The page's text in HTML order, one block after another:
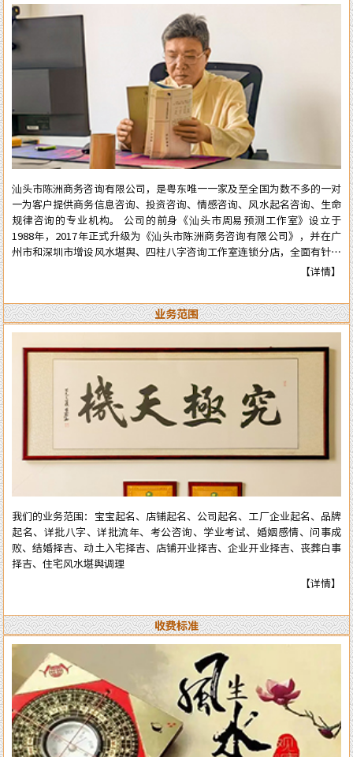
汕头市陈洲商务咨询有限公司，是粤东唯一一家及至全国为数不多的一对
一为客户提供商务信息咨询、投资咨询、情感咨询、风水起名咨询、生命
规律咨询的专业机构。 公司的前身《汕头市周易预测工作室》设立于
1988年，2017年正式升级为《汕头市陈洲商务咨询有限公司》，并在广
州市和深圳市增设风水堪舆、四柱八字咨询工作室连锁分店，全面有针对
性地为在广州市和深圳市工作、生活的广大广州、深圳客户提供咨询服
可信。近四十年来深得众多新老客户的高度好评和信任。 陈洲先生是三
十年前在汕头市与张克明、胡玉尺名老先生齐名的老牌预测师、风水师。
几十年来专业于四柱八字的预测、周易六爻占卜、风水堪舆调理，各种喜
庆择吉等。一生以直言敢断的风格，从不虚言巧语的业德而深受广大各界
人士的高度好评和信赖。时间能证明实力，陈洲先生能够三十多年从业至
今，口碑越来越好，客户越来越多，可想而知陈洲先生的学术修为的高深
程度！ 陈洲先生研究运用易学近四十年、学术上:理论基础高深，博取众
家之长，经验丰富、见解独到、业德高尚。 本公司网站对外服务项目，
全部真人实体进行预测与操作，服务质量绝对精准实用。详情了解可拔打
电话或加微信：15916618178（微信同号），进行咨询了解。
【详情】
业务范围
我们的业务范围：宝宝起名、店铺起名、公司起名、工厂企业起名、品牌
起名、详批八字、详批流年、考公咨询、学业考试、婚姻感情、问事成
败、结婚择吉、动土入宅择吉、店铺开业择吉、企业开业择吉、丧葬白事
择吉、住宅风水堪舆调理
【详情】
收费标准